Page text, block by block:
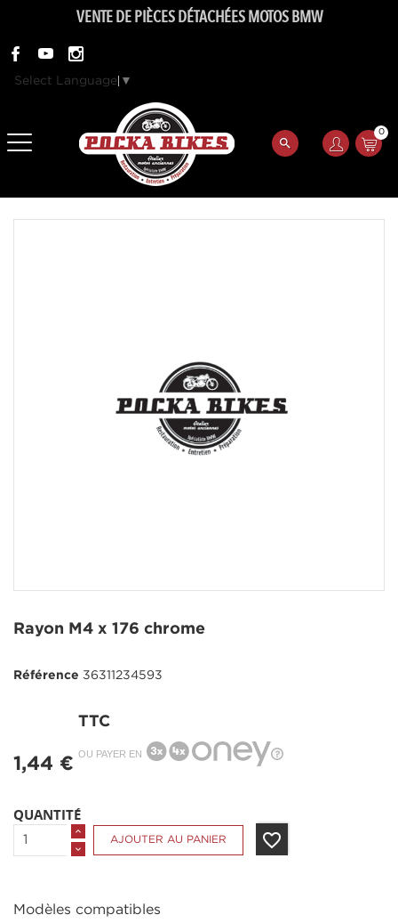
VENTE DE PIÈCES DÉTACHÉES MOTOS BMW
Select Language ▼
0
Rayon M4 x 176 chrome
Référence 36311234593
1,44 €
TTC
OU PAYER EN
QUANTITÉ
AJOUTER AU PANIER favorite_border
Modèles compatibles